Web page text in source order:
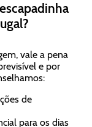
vale a pena
e por
de
para os dias